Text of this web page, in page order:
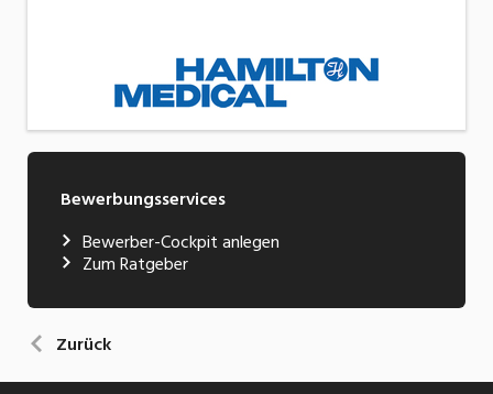
Bewerbungsservices
Bewerber-Cockpit anlegen
Zum Ratgeber
Zurück